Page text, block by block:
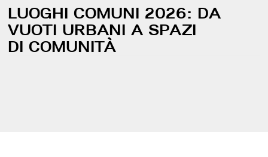
LUOGHI COMUNI 2026: DA
VUOTI URBANI A SPAZI
DI COMUNITÀ